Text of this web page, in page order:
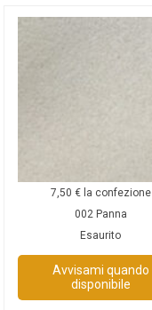
7,50 € la confezione
002 Panna
Esaurito
Avvisami quando
disponibile